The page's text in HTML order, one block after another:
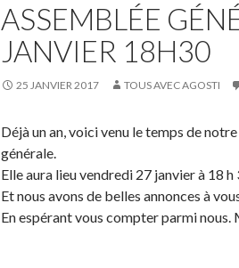
ASSEMBLÉE
JANVIER 18H30
25 JANVIER 2017 TOUS AVEC AGOSTI
Déjà un an, voici venu le temps de
générale.
Elle aura lieu vendredi 27 janvier à 18 h
Et nous avons de belles annonces à
En espérant vous compter parmi nous.